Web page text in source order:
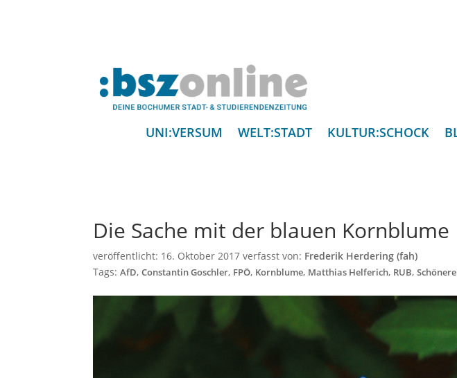
UNI:VERSUM WELT:STADT KULTUR:SCHOCK
Die Sache mit der blauen Kornblume
veröffentlicht: 16. Oktober 2017 verfasst von: Frederik Herdering (fah)
Tags:AfD,Constantin Goschler, FPÖ, Kornblume, Matthias Helferich, RUB,